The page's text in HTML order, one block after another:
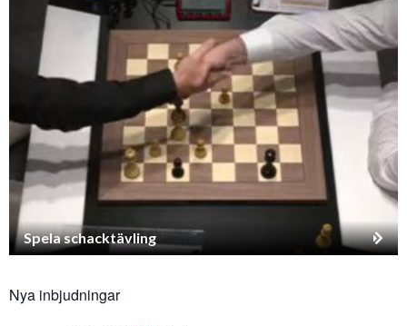
Spela schacktävling
Nya inbjudningar